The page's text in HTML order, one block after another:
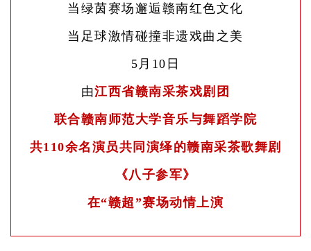
当绿茵赛场邂逅赣南红色文化
当足球激情碰撞非遗戏曲之美
5月10日
由江西省赣南采茶戏剧团
联合赣南师范大学音乐与舞蹈学院
共110余名演员共同演绎的赣南采茶歌舞剧
《八子参军》
在“赣超”赛场动情上演